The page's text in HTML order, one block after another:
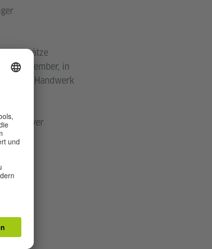
Ansätze
3. November, in
die Handwerk